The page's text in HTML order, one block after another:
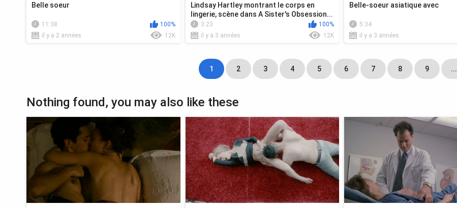
Belle soeur
11:38
100%
il y a 2 années
12K
Lindsay Hartley montrant le corps en
lingerie, scène dans A Sister's Obsession...
3:23
100%
il y a 3 années
12K
Belle-soeur asiatique avec
5:34
il y a 3 années
1 2 3 4 5 6 7 8 9 ...
Nothing found, you may also like these